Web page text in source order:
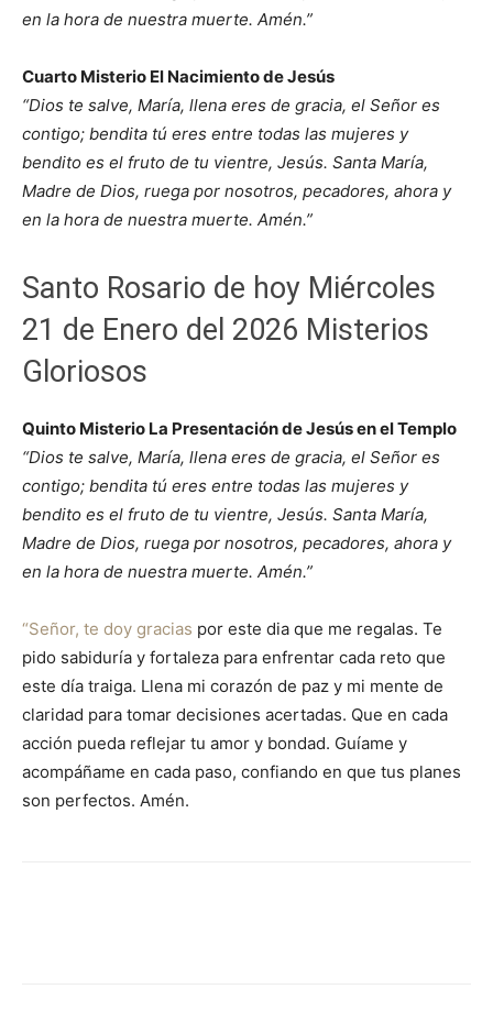
en la hora de nuestra muerte. Amén.”
Cuarto Misterio El Nacimiento de Jesús
“Dios te salve, María, llena eres de gracia, el Señor es
contigo; bendita tú eres entre todas las mujeres y
bendito es el fruto de tu vientre, Jesús. Santa María,
Madre de Dios, ruega por nosotros, pecadores, ahora y
en la hora de nuestra muerte. Amén.”
Santo Rosario de hoy Miércoles
21 de Enero del 2026 Misterios
Gloriosos
Quinto Misterio La Presentación de Jesús en el Templo
“Dios te salve, María, llena eres de gracia, el Señor es
contigo; bendita tú eres entre todas las mujeres y
bendito es el fruto de tu vientre, Jesús. Santa María,
Madre de Dios, ruega por nosotros, pecadores, ahora y
en la hora de nuestra muerte. Amén.”
“Señor, te doy gracias por este dia que me regalas. Te
pido sabiduría y fortaleza para enfrentar cada reto que
este día traiga. Llena mi corazón de paz y mi mente de
claridad para tomar decisiones acertadas. Que en cada
acción pueda reflejar tu amor y bondad. Guíame y
acompáñame en cada paso, confiando en que tus planes
son perfectos. Amén.